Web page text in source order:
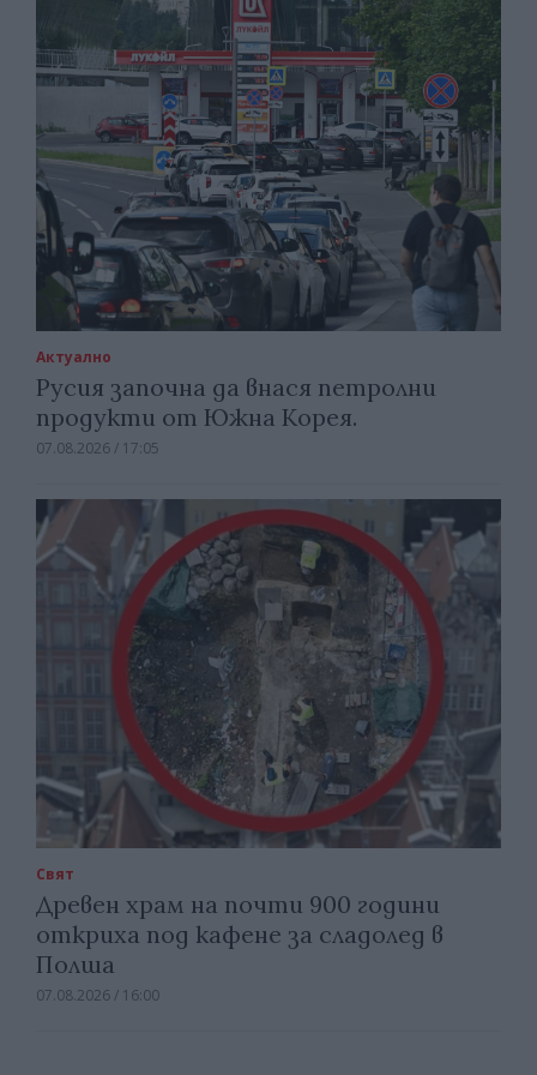
Актуално
Русия започна да внася петролни
продукти от Южна Корея.
07.08.2026 / 17:05
Свят
Древен храм на почти 900 години
откриха под кафене за сладолед в
Полша
07.08.2026 / 16:00